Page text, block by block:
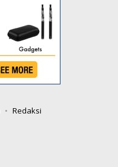
Redaksi